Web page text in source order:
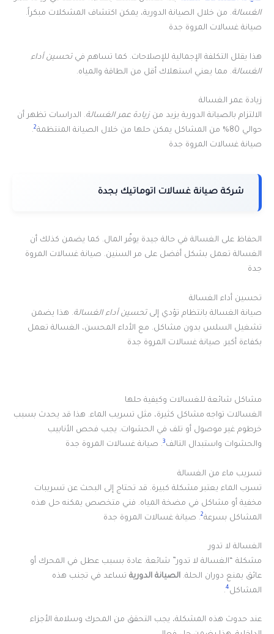
الغسالة. من خلال الصيانة الدورية، يمكن اكتشاف المشكلات مبكراً.
صيانة غسالات المروة جدة
هذا يقلل التكلفة الإجمالية للإصلاحات. كما تساهم فيتحسين أداء
الغسالة. مما يعني استهلاك أقل من الطاقة والمياه.
زيادة عمر الغسالة
الالتزام بالصيانة الدورية يزيد من زيادة عمر الغسالة. الدراسات تظهر أن
حوالي 80% من المشاكل يمكن حلها من خلال الصيانة المنتظمة
2
.
صيانة غسالات المروة جدة
شركة صيانة غسالات اتوماتيك بجدة
الحفاظ على الغسالة في حالة جيدة يوفّر المال. كما يضمن كذلك أن
الغسالة تعمل بشكل أفضل على مر السنين. صيانة غسالات المروة
جدة
تحسين أداء الغسالة
صيانة الغسالة بانتظام تؤدي إلىتحسين أداء الغسالة. هذا يضمن
تشغيل السلس بدون مشاكل. مع الأداء المحسن، الغسالة تعمل
بكفاءة أكبر. صيانة غسالات المروة جدة
مشاكل شائعة للغسالات وكيفية حلها
الغسالات تواجه مشاكل كثيرة، مثل تسريب الماء. هذا قد يحدث بسبب
خرطوم غير موصول أو تلف في الحشوات. يجب فحص الأنابيب
والحشوات واستبدال التالف3. صيانة غسالات المروة جدة
تسريب ماء من الغسالة
تسرب الماء يعتبر مشكلة كبيرة. قد تحتاج إلى البحث عن تسريبات
مخفية أو مشاكل في مضخة المياه. فني متخصص يمكنه حل هذه
المشاكل بسرعة2. صيانة غسالات المروة جدة
الغسالة لا تدور
مشكلة “الغسالة لا تدور” شائعة. عادة بسبب عطل في المحرك أو
عائق يمنع دوران الحلة. الصيانة الدورية تساعد في تجنب هذه
المشاكل4
.
عند حدوث هذه المشكلة، يجب التحقق من المحرك وسلامة الأجزاء